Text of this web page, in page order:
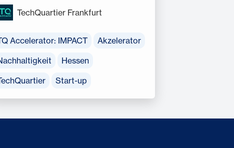
TechQuartier Frankfurt
Accelerator: IMPACT
Akzelerator
Hessen
Start-up